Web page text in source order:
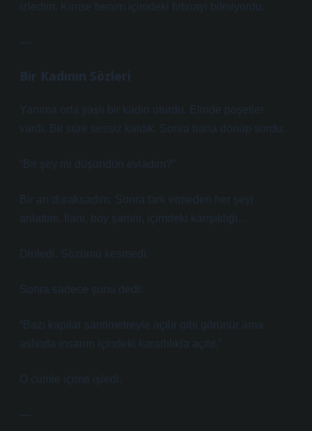
izledim. Kimse benim içimdeki fırtınayı bilmiyordu.
—
Bir Kadının Sözleri
Yanıma orta yaşlı bir kadın oturdu. Elinde poşetler
vardı. Bir süre sessiz kaldık. Sonra bana dönüp sordu:
“Bir şey mi düşündün evladım?”
Bir an duraksadım. Sonra fark etmeden her şeyi
anlattım. İlanı, boy şartını, içimdeki karışıklığı…
Dinledi. Sözümü kesmedi.
Sonra sadece şunu dedi:
“Bazı kapılar santimetreyle açılır gibi görünür ama
aslında insanın içindeki kararlılıkla açılır.”
O cümle içime işledi.
—